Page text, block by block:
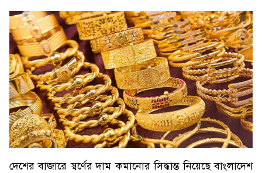
দেশের বাজারে স্বর্ণের দাম কমানোর সিদ্ধান্ত নিয়েছে বাংলাদেশ